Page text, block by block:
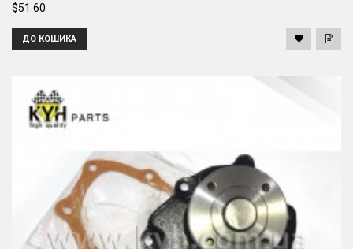
$51.60
ДО КОШИКА